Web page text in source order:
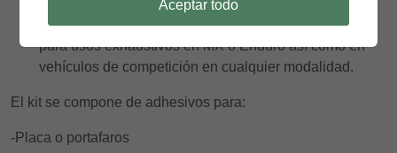
calidad recubierto de laminado de 380 Micras. Ideal
para usos exhaustivos en MX o Enduro así como en
vehículos de competición en cualquier modalidad.
El kit se compone de adhesivos para:
-Placa o portafaros
Aceptar todo